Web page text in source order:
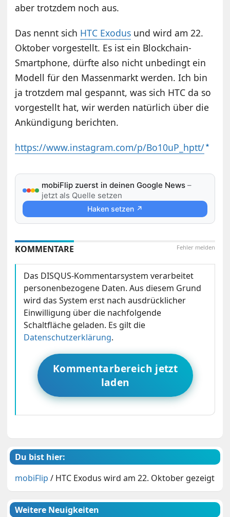
aber trotzdem noch aus.
Das nennt sich HTC Exodus und wird am 22.
Oktober vorgestellt. Es ist ein Blockchain-
Smartphone, dürfte also nicht unbedingt ein
Modell für den Massenmarkt werden. Ich bin
ja trotzdem mal gespannt, was sich HTC da so
vorgestellt hat, wir werden natürlich über die
Ankündigung berichten.
https://www.instagram.com/p/Bo10uP_hptt/
mobiFlip zuerst in deinen Google News –
jetzt als Quelle setzen
Haken setzen ↗
Fehler melden
KOMMENTARE
Das DISQUS-Kommentarsystem verarbeitet
personenbezogene Daten. Aus diesem Grund
wird das System erst nach ausdrücklicher
Einwilligung über die nachfolgende
Schaltfläche geladen. Es gilt die
Datenschutzerklärung.
Kommentarbereich jetzt
laden
Du bist hier:
mobiFlip / HTC Exodus wird am 22. Oktober gezeigt
Weitere Neuigkeiten